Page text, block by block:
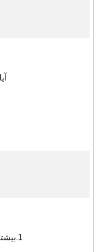
1.بیشترین وقت خود را به خیالبافی می گذرانم.